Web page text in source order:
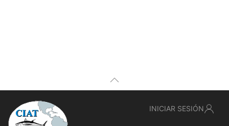
INICIAR SESIÓN